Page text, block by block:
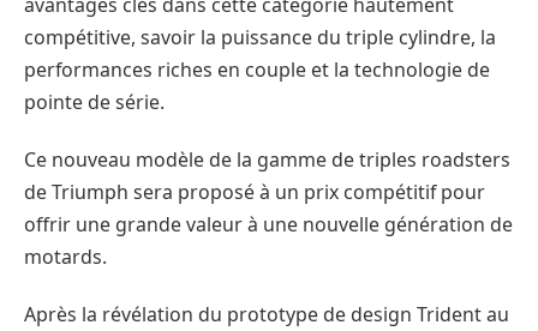
compétitive, savoir la puissance du triple cylindre, la
performances riches en couple et la technologie de
pointe de série.
Ce nouveau modèle de la gamme de triples roadsters
de Triumph sera proposé à un prix compétitif pour
offrir une grande valeur à une nouvelle génération de
motards.
Après la révélation du prototype de design Trident au